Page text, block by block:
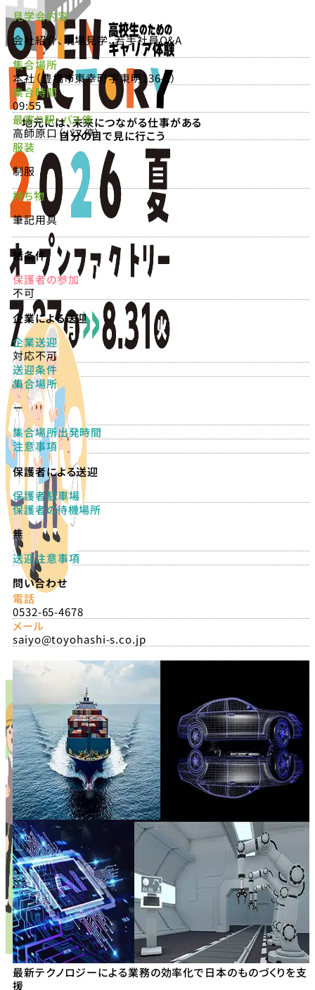
地元には、未来につながる仕事がある
自分の目で見に行こう
見学会内容
会社紹介、現場見学、若手社員Q&A
集合場所
本社（豊橋市東幸町字東明136-1）
集合時間
09:55
最寄り駅・バス停
高師原口（バス停）
服装
制服
持ち物
筆記用具
諸条件
保護者の参加
不可
企業による送迎
企業送迎
対応不可
送迎条件
集合場所
ー
集合場所出発時間
注意事項
保護者による送迎
保護者駐車場
保護者の待機場所
無
送迎注意事項
問い合わせ
電話
0532-65-4678
メール
saiyo@toyohashi-s.co.jp
最新テクノロジーによる業務の効率化で日本のものづくりを支
援